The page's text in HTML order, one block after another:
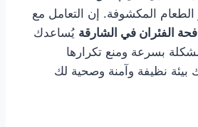
المكشوفة. إن التعامل مع
الفئران في الشارقة يُساعدك
بسرعة ومنع تكرارها
بيئة نظيفة وآمنة وصحية لك